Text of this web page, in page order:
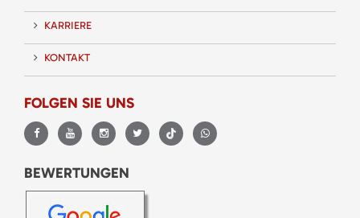
KARRIERE
KONTAKT
FOLGEN SIE UNS
BEWERTUNGEN